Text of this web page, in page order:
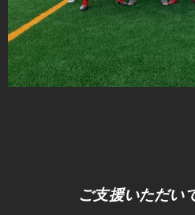
ご支援いただい